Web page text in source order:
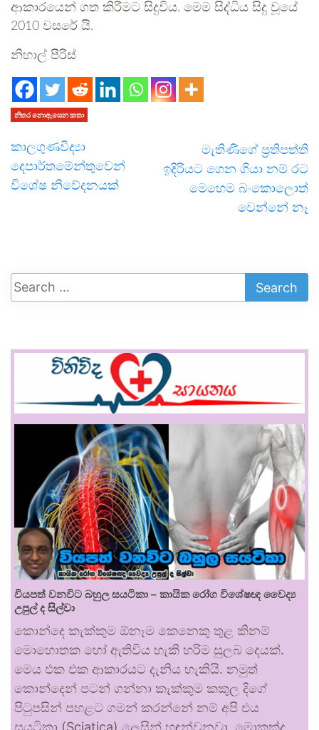
ආකාරයෙන් ගත කිරීමට සිදුවිය. මෙම සිද්ධිය සිදු වූයේ
2010 වසරේ යි.
නිහාල් පීරිස්
නිතර නොඇසෙන කතා
කාලගුණවිද්‍යා
දෙපාර්තමේන්තුවෙන්
විශේෂ නිවේදනයක්
මැතිණිගේ ප්‍රතිපත්ති
ඉදිරියට ගෙන ගියා නම් රට
මෙහෙම බංකොලොත්
වෙන්නේ නෑ
වියපත් වනවිට බහුල සයටිකා – කායික රෝග විශේෂඥ වෛද්‍ය
උපුල් ද සිල්වා
කොන්දෙ කැක්කුම ඕනෑම කෙනෙකු තුළ කිනම්
මොහොතක හෝ ඇතිවිය හැකි හරිම සුලබ දෙයක්.
මෙය එක එක ආකාරයට දැනිය හැකියි. නමුත්
කොන්දෙන් පටන් ගන්නා කැක්කුම කකුල දිගේ
පිටුපසින් පහළට ගමන් කරන්නේ නම් අපි එය
සයටිකා (Sciatica) ලෙසින් හඳුන්වනවා. මොකක්ද